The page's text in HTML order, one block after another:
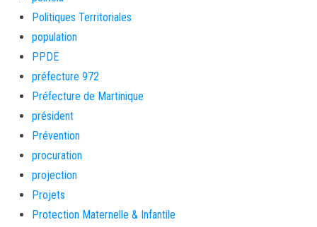
Politiques Territoriales
population
PPDE
préfecture 972
Préfecture de Martinique
président
Prévention
procuration
projection
Projets
Protection Maternelle & Infantile